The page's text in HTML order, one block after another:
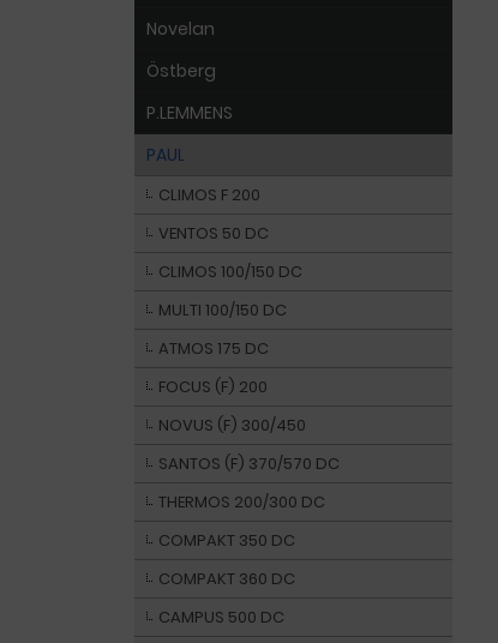
Novelan
Östberg
P.LEMMENS
PAUL
CLIMOS F 200
VENTOS 50 DC
CLIMOS 100/150 DC
MULTI 100/150 DC
ATMOS 175 DC
FOCUS (F) 200
NOVUS (F) 300/450
SANTOS (F) 370/570 DC
THERMOS 200/300 DC
COMPAKT 350 DC
COMPAKT 360 DC
CAMPUS 500 DC